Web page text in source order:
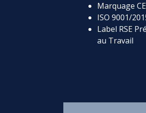
Marquage CE
ISO 9001/
Label RSE
au Travail